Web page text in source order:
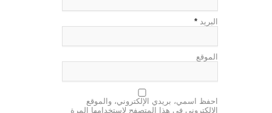
البريد *
الموقع
احفظ اسمي، بريدي الإلكتروني، والموقع
الإلكتروني في هذا المتصفح لاستخدامها المرة